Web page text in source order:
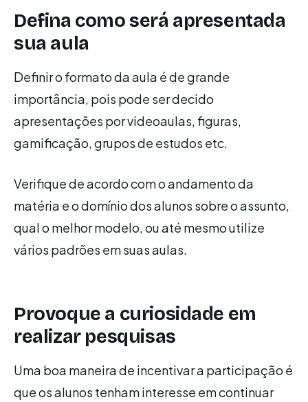
Defina como será apresentada
sua aula
Definir o formato da aula é de grande
importância, pois pode ser decido
apresentações por videoaulas, figuras,
gamificação, grupos de estudos etc.
Verifique de acordo com o andamento da
matéria e o domínio dos alunos sobre o assunto,
qual o melhor modelo, ou até mesmo utilize
vários padrões em suas aulas.
Provoque a curiosidade em
realizar pesquisas
Uma boa maneira de incentivar a participação é
que os alunos tenham interesse em continuar